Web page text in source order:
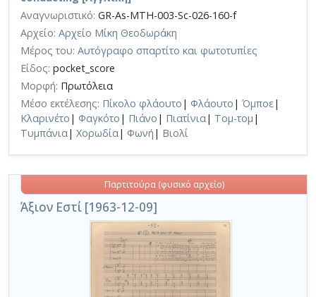
Αναγνωριστικό: GR-As-MTH-003-Sc-026-160-f
Αρχείο: Αρχείο Μίκη Θεοδωράκη
Μέρος του: Αυτόγραφο σπαρτίτο και φωτοτυπίες
Είδος: pocket_score
Μορφή: Πρωτόλεια
Μέσο εκτέλεσης: Πίκολο φλάουτο | Φλάουτο | Όμποε|
Κλαρινέτο | Φαγκότο | Πιάνο | Πιατίνια| Τομ-τομ |
Τυμπάνια| Χορωδία| Φωνή | Βιολί
Άξιον Εστί [1963-12-09]
Παρτιτούρα (φυσικό αρχείο)